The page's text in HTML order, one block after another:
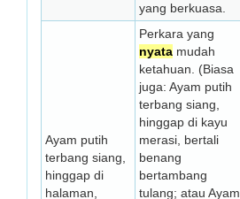
yang berkuasa.
Ayam putih
terbang siang,
hinggap di
halaman,
Perkara yang
nyata mudah
ketahuan. (Biasa
juga: Ayam putih
terbang siang,
hinggap di kayu
merasi, bertali
benang
bertambang
tulang; atau Ayam